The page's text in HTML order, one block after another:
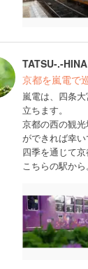
TATSU-.-HINA
京都を嵐電で
嵐電は、四条
立ちます。
京都の西の観
ができれば幸い
四季を通じて
こちらの駅から。